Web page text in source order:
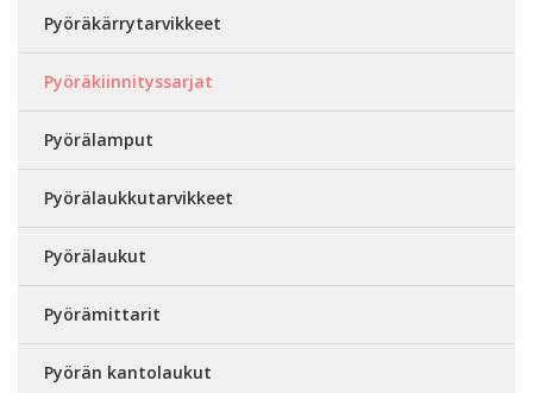
Pyöräkärrytarvikkeet
Pyöräkiinnityssarjat
Pyörälamput
Pyörälaukkutarvikkeet
Pyörälaukut
Pyörämittarit
Pyörän kantolaukut